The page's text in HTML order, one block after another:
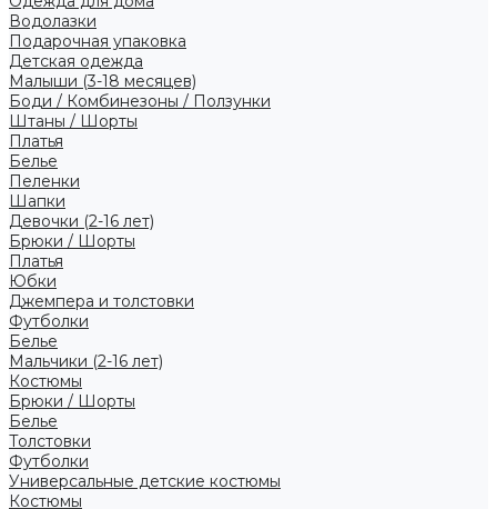
Водолазки
Подарочная упаковка
Детская одежда
Малыши (3-18 месяцев)
Боди / Комбинезоны / Ползунки
Штаны / Шорты
Платья
Белье
Пеленки
Шапки
Девочки (2-16 лет)
Брюки / Шорты
Платья
Юбки
Джемпера и толстовки
Футболки
Белье
Мальчики (2-16 лет)
Костюмы
Брюки / Шорты
Белье
Толстовки
Футболки
Универсальные детские костюмы
Костюмы